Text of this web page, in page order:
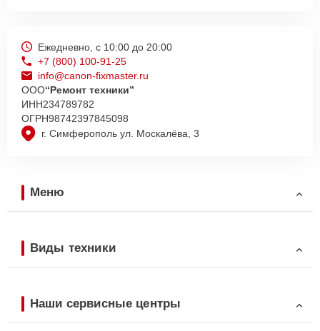
г. Симферополь ул. Москалёва, 3
Ежедневно, с 10:00 до 20:00
+7 (800) 100-91-25
info@canon-fixmaster.ru
ООО“Ремонт техники”
ИНН234789782
ОГРН98742397845098
Меню
Виды техники
Наши сервисные центры